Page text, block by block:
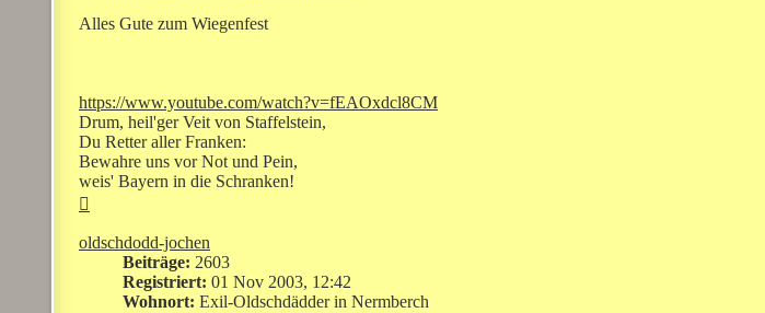
Alles Gute zum Wiegenfest
https://www.youtube.com/watch?v=fEAOxdcl8CM
Drum, heil'ger Veit von Staffelstein,
Du Retter aller Franken:
Bewahre uns vor Not und Pein,
weis' Bayern in die Schranken!
oldschdodd-jochen
Beiträge: 2603
Registriert: 01 Nov 2003, 12:42
Wohnort: Exil-Oldschdädder in Nermberch